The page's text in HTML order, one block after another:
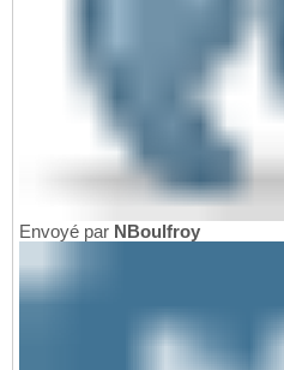
Envoyé par NBoulfroy